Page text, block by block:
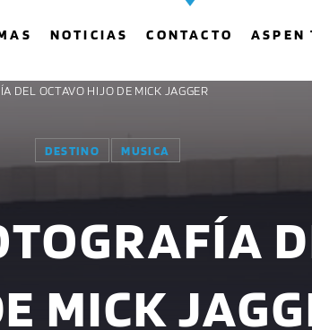
NOTICIAS CONTACTO ASPEN
EN EL SITIO:
ESTA PÁGINA EN:
DEL OCTAVO HIJO DE MICK JAGGER
DESTINO MUSICA
MICK